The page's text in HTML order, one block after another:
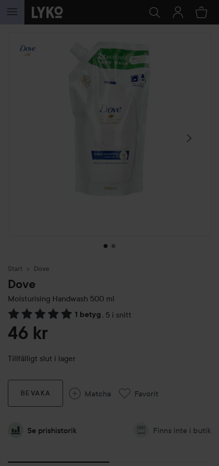
HOPPA TILL INNEHÅLLET
HOPPA ÖVER SEKTIONEN
Start Dove
Dove
Moisturising Handwash 500 ml
1 betyg , 5 i snitt
Hoppa till Betyg & kommentarer
46 kr
Tillfälligt slut i lager
BEVAKA Matcha Favorit
Se prishistorik Finns inte i butik